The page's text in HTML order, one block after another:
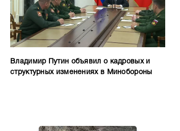
Владимир Путин объявил о кадровых и
структурных изменениях в Минобороны